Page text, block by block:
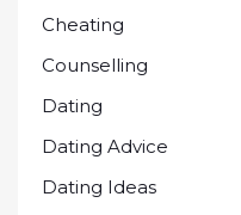
Cheating
Counselling
Dating
Dating Advice
Dating Ideas